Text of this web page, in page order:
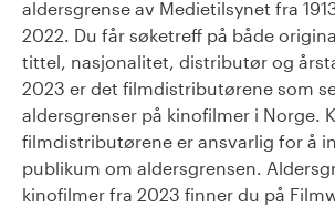
aldersgrense av Medietilsynet fra
2022. Du får søketreff på både
tittel, nasjonalitet, distributør og
2023 er det filmdistributørene som
aldersgrenser på kinofilmer i Norge.
filmdistributørene er ansvarlig for å
publikum om aldersgrensen.
kinofilmer fra 2023 finner du på